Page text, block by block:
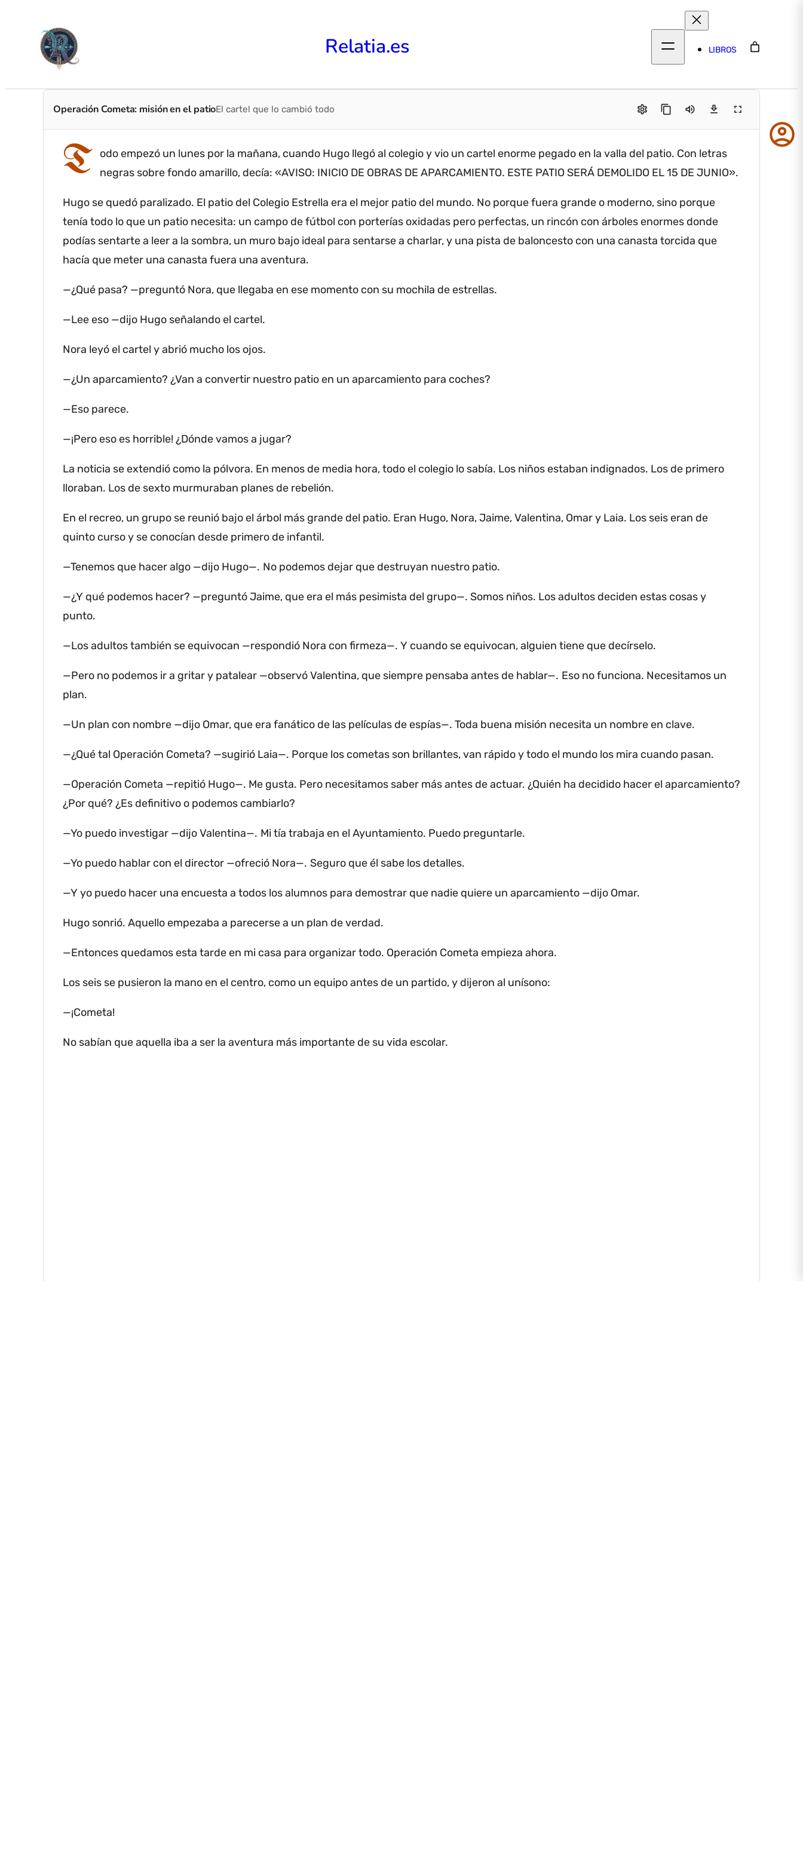
Relatia.es LIBROS
Operación Cometa: misión en el patioEl cartel que lo cambió todo settings content_copy volume_up download fullscreen
T odo empezó un lunes por la mañana, cuando Hugo llegó al colegio y vio un cartel enorme pegado en la valla del patio. Con letras
negras sobre fondo amarillo, decía: «AVISO: INICIO DE OBRAS DE APARCAMIENTO. ESTE PATIO SERÁ DEMOLIDO EL 15 DE JUNIO».
Hugo se quedó paralizado. El patio del Colegio Estrella era el mejor patio del mundo. No porque fuera grande o moderno, sino porque
tenía todo lo que un patio necesita: un campo de fútbol con porterías oxidadas pero perfectas, un rincón con árboles enormes donde
podías sentarte a leer a la sombra, un muro bajo ideal para sentarse a charlar, y una pista de baloncesto con una canasta torcida que
hacía que meter una canasta fuera una aventura.
—¿Qué pasa? —preguntó Nora, que llegaba en ese momento con su mochila de estrellas.
—Lee eso —dijo Hugo señalando el cartel.
Nora leyó el cartel y abrió mucho los ojos.
—¿Un aparcamiento? ¿Van a convertir nuestro patio en un aparcamiento para coches?
—Eso parece.
—¡Pero eso es horrible!¿Dónde vamos a jugar?
La noticia se extendió como la pólvora. En menos de media hora, todo el colegio lo sabía. Los niños estaban indignados. Los de primero
lloraban. Los de sexto murmuraban planes de rebelión.
En el recreo, un grupo se reunió bajo el árbol más grande del patio. Eran Hugo, Nora, Jaime, Valentina, Omar y Laia. Los seis eran de
quinto curso y se conocían desde primero de infantil.
—Tenemos que hacer algo —dijo Hugo—. No podemos dejar que destruyan nuestro patio.
—¿Y qué podemos hacer? —preguntó Jaime, que era el más pesimista del grupo—. Somos niños. Los adultos deciden estas cosas y
punto.
—Los adultos también se equivocan —respondió Nora con firmeza—. Y cuando se equivocan, alguien tiene que decírselo.
—Pero no podemos ir a gritar y patalear —observó Valentina, que siempre pensaba antes de hablar—. Eso no funciona. Necesitamos un
plan.
—Un plan con nombre —dijo Omar, que era fanático de las películas de espías—. Toda buena misión necesita un nombre en clave.
—¿Qué tal Operación Cometa? —sugirió Laia—. Porque los cometas son brillantes, van rápido y todo el mundo los mira cuando pasan.
—Operación Cometa —repitió Hugo—. Me gusta. Pero necesitamos saber más antes de actuar. ¿Quién ha decidido hacer el aparcamiento?
¿Por qué? ¿Es definitivo o podemos cambiarlo?
—Yo puedo investigar —dijo Valentina—. Mi tía trabaja en el Ayuntamiento. Puedo preguntarle.
—Yo puedo hablar con el director —ofreció Nora—. Seguro que él sabe los detalles.
—Y yo puedo hacer una encuesta a todos los alumnos para demostrar que nadie quiere un aparcamiento —dijo Omar.
Hugo sonrió. Aquello empezaba a parecerse a un plan de verdad.
—Entonces quedamos esta tarde en mi casa para organizar todo. Operación Cometa empieza ahora.
Los seis se pusieron la mano en el centro, como un equipo antes de un partido, y dijeron al unísono:
—¡Cometa!
No sabían que aquella iba a ser la aventura más importante de su vida escolar.
account_circle